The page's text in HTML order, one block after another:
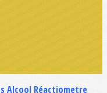
Alcool Réactiometre